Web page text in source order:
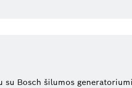
Bosch šilumos generatoriumi